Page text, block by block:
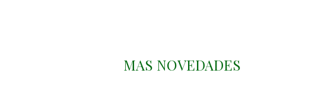
MAS NOVEDADES